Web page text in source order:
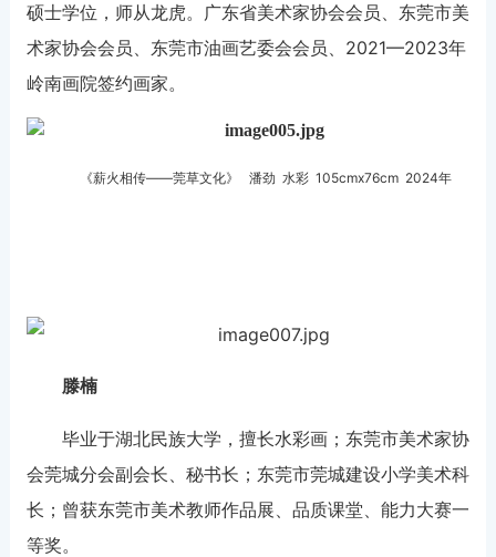
硕士学位，师从龙虎。广东省美术家协会会员、东莞市美
术家协会会员、东莞市油画艺委会会员、2021—2023年
岭南画院签约画家。
《薪火相传——莞草文化》 潘劲 水彩 105cmx76cm 2024年
滕楠
毕业于湖北民族大学，擅长水彩画；东莞市美术家协
会莞城分会副会长、秘书长；东莞市莞城建设小学美术科
长；曾获东莞市美术教师作品展、品质课堂、能力大赛一
等奖。